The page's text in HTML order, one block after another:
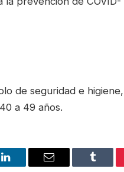
de seguridad e higiene,
a 49 años.
LinkedIn Email Tumblr